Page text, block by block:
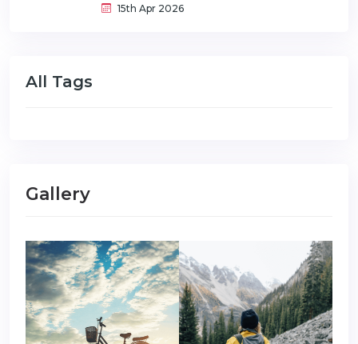
15th Apr 2026
All Tags
Gallery